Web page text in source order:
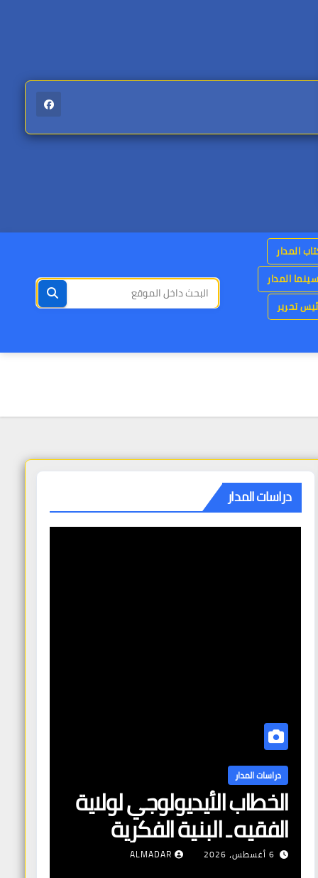
المدار
سينما المدار
تحرير
دراسات المدار
دراسات المدار
الخطاب الأيديولوجي لولاية
الفقيه ـ البنية الفكرية
وآليات التعبئة
6 أغسطس، 2026 ALMADAR